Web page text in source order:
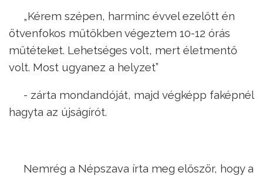
„Kérem szépen, harminc évvel ezelőtt én
ötvenfokos műtőkben végeztem 10-12 órás
műtéteket. Lehetséges volt, mert életmentő
volt. Most ugyanez a helyzet”
- zárta mondandóját, majd végképp faképnél
hagyta az újságírót.
Nemrég a Népszava írta meg először, hogy a